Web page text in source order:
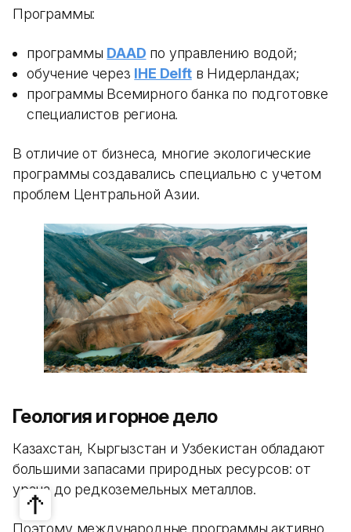
Программы:
программы DAAD по управлению водой;
обучение через IHE Delftв Нидерландах;
программы Всемирного банка по подготовке
специалистов региона.
В отличие от бизнеса, многие экологические
программы создавались специально с учетом
проблем Центральной Азии.
Геология и горное дело
Казахстан, Кыргызстан и Узбекистан обладают
большими запасами природных ресурсов: от
урана до редкоземельных металлов.
Поэтому международные программы активно